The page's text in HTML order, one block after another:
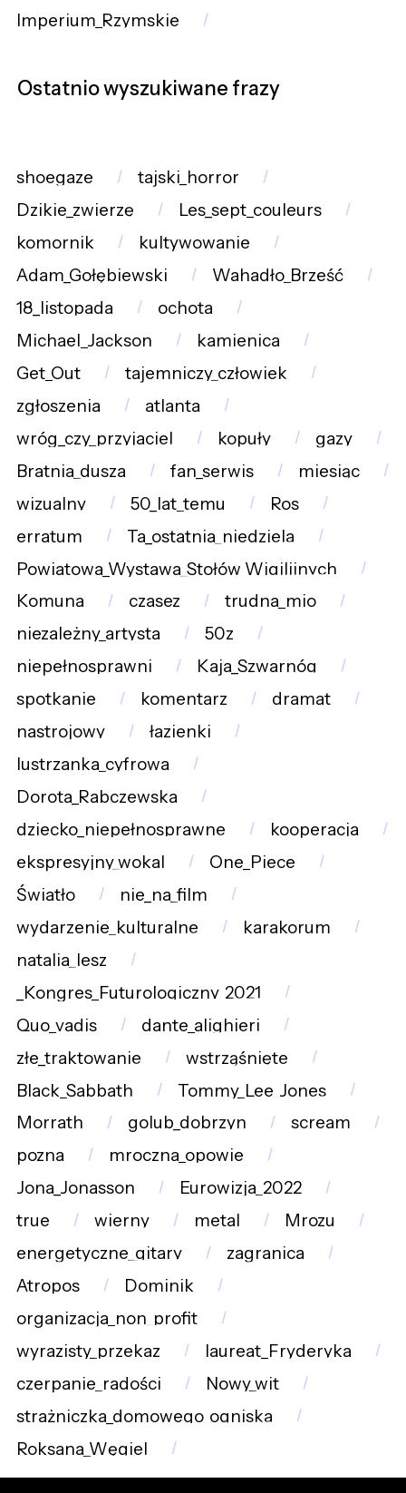
Imperium_Rzymskie
Ostatnio wyszukiwane frazy
shoegaze
tajski_horror
Dzikie_zwierzę
Les_sept_couleurs
komornik
kultywowanie
Adam_Gołębiewski
Wahadło_Brześć
18_listopada
ochota
Michael_Jackson
kamienica
Get_Out
tajemniczy_człowiek
zgłoszenia
atlanta
wróg_czy_przyjaciel
kopuły
gazy
Bratnia_dusza
fan_serwis
miesiąc
wizualny
50_lat_temu
Ros
erratum
Ta_ostatnia_niedziela
Powiatowa_Wystawa_Stołów_Wigilijnych
Komuna
czasez
trudna_mio
niezależny_artysta
50z
niepełnosprawni
Kaja_Szwarnóg
spotkanie
komentarz
dramat
nastrojowy
łazienki
lustrzanka_cyfrowa
Dorota_Rabczewska
dziecko_niepełnosprawne
kooperacja
ekspresyjny_wokal
One_Piece
Światło
nie_na_film
wydarzenie_kulturalne
karakorum
natalia_lesz
_Kongres_Futurologiczny_2021
Quo_vadis
dante_alighieri
złe_traktowanie
wstrząśnięte
Black_Sabbath
Tommy_Lee_Jones
Morrath
golub_dobrzyn
scream
pozna
mroczna_opowie
Jona_Jonasson
Eurowizja_2022
true
wierny metal
Mrozu
energetyczne_gitary
zagranica
Atropos
Dominik
organizacja_non_profit
wyrazisty_przekaz
laureat_Fryderyka
czerpanie_radości
Nowy_wit
strażniczka_domowego_ogniska
Roksana_Węgiel